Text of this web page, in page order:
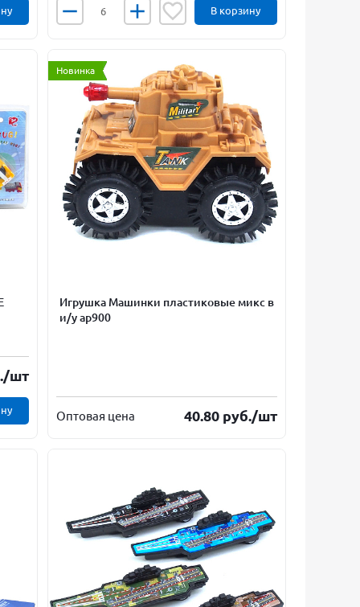
В корзину
/шт
Новинка
Игрушка Машинки пластиковые микс в
и/у ар900
Оптовая цена 40.80руб./шт